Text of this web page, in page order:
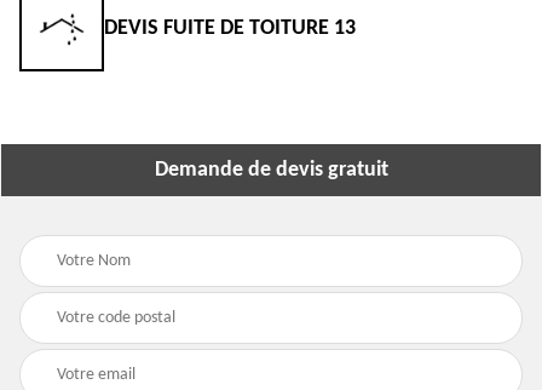
DEVIS FUITE DE TOITURE 13
Demande de devis gratuit